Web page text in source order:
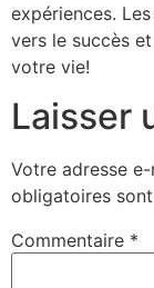
expériences.
vers le succès
votre vie!
Laisser
Votre adresse
obligatoires
Commentaire *